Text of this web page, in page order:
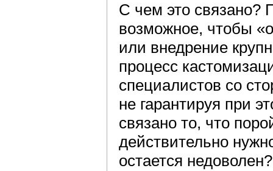
С чем это связано?
возможное, чтобы
или внедрение
процесс
специалистов со
не гарантируя при
связано то, что
действительно
остается недоволен?